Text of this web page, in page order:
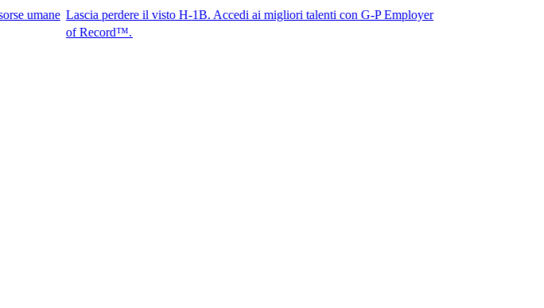
Lascia perdere il visto H-1B. Accedi ai migliori talenti con G-P Employer
of Record™.​​